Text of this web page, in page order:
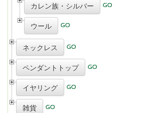
カレン族・シルバー
ウール
ネックレス
ペンダントトップ
イヤリング
雑貨